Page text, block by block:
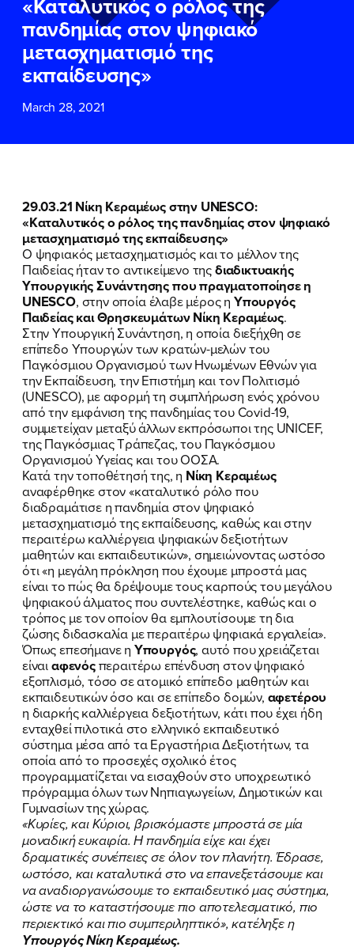
ΠΟΙΑ ΕΙΜΑΙ
ΕΡΓΟ
ΕΚΔΗΛΩΣΕΙΣ
ΝΕΑ
ΕΛΑ ΚΙ ΕΣΥ
FB IN TW YT LN VB TIKTOK
πανδημίας στον ψηφιακό
μετασχηματισμό της
εκπαίδευσης»
March 28, 2021
29.03.21 Νίκη Κεραμέως στην UNESCO:
«Καταλυτικός ο ρόλος της πανδημίας στον ψηφιακό
μετασχηματισμό της εκπαίδευσης»
Ο ψηφιακός μετασχηματισμός και το μέλλον της
Παιδείας ήταν το αντικείμενο τηςδιαδικτυακής
Υπουργικής Συνάντησης που πραγματοποίησε η
UNESCO, στην οποία έλαβε μέρος η Υπουργός
Παιδείας και Θρησκευμάτων Νίκη Κεραμέως.
Στην Υπουργική Συνάντηση, η οποία διεξήχθη σε
επίπεδο Υπουργών των κρατών-μελών του
Παγκόσμιου Οργανισμού των Ηνωμένων Εθνών για
την Εκπαίδευση, την Επιστήμη και τον Πολιτισμό
(UNESCO), με αφορμή τη συμπλήρωση ενός χρόνου
από την εμφάνιση της πανδημίας του Covid-19,
συμμετείχαν μεταξύ άλλων εκπρόσωποι της UNICEF,
της Παγκόσμιας Τράπεζας, του Παγκόσμιου
Οργανισμού Υγείας και του ΟΟΣΑ.
Κατά την τοποθέτησή της, η Νίκη Κεραμέως
αναφέρθηκε στον «καταλυτικό ρόλο που
διαδραμάτισε η πανδημία στον ψηφιακό
μετασχηματισμό της εκπαίδευσης, καθώς και στην
περαιτέρω καλλιέργεια ψηφιακών δεξιοτήτων
μαθητών και εκπαιδευτικών», σημειώνοντας ωστόσο
ότι «η μεγάλη πρόκληση που έχουμε μπροστά μας
είναι το πώς θα δρέψουμε τους καρπούς του μεγάλου
ψηφιακού άλματος που συντελέστηκε, καθώς και ο
τρόπος με τον οποίον θα εμπλουτίσουμε τη δια
ζώσης διδασκαλία με περαιτέρω ψηφιακά εργαλεία».
Όπως επεσήμανε η Υπουργός, αυτό που χρειάζεται
είναιαφενόςπεραιτέρω επένδυση στον ψηφιακό
εξοπλισμό, τόσο σε ατομικό επίπεδο μαθητών και
εκπαιδευτικών όσο και σε επίπεδο δομών, αφετέρου
η διαρκής καλλιέργεια δεξιοτήτων, κάτι που έχει ήδη
ενταχθεί πιλοτικά στο ελληνικό εκπαιδευτικό
σύστημα μέσα από τα Εργαστήρια Δεξιοτήτων, τα
οποία από το προσεχές σχολικό έτος
προγραμματίζεται να εισαχθούν στο υποχρεωτικό
πρόγραμμα όλων των Νηπιαγωγείων, Δημοτικών και
Γυμνασίων της χώρας.
«Κυρίες, και Κύριοι, βρισκόμαστε μπροστά σε μία
μοναδική ευκαιρία. Η πανδημία είχε και έχει
δραματικές συνέπειες σε όλον τον πλανήτη. Έδρασε,
ωστόσο, και καταλυτικά στο να επανεξετάσουμε και
να αναδιοργανώσουμε το εκπαιδευτικό μας σύστημα,
ώστε να το καταστήσουμε πιο αποτελεσματικό, πιο
περιεκτικό και πιο συμπεριληπτικό», κατέληξε η
Υπουργός Νίκη Κεραμέως.
ΕΠΙΘΕΤΟ*
ΤΗΛΕΦΩΝΟ*
EMAIL
Δεδομένων
Χρήσηςτου δικτυακού τόπου του
Πολιτικού Γραφείου της Βουλευτού
Νίκης Κεραμέως
ΥΠΟΒΟΛΗ
ΕΠΙΘΕΤΟ*
ΤΗΛΕΦΩΝΟ
EMAIL
Δεδομένων
Χρήσηςτου δικτυακού τόπου του
Πολιτικού Γραφείου της Βουλευτού
Νίκης Κεραμέως
ΥΠΟΒΟΛΗ